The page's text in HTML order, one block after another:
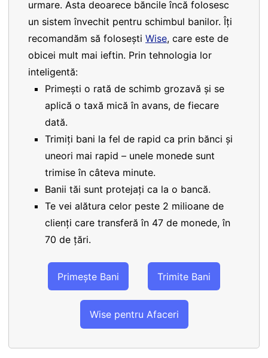
urmare. Asta deoarece băncile încă folosesc
un sistem învechit pentru schimbul banilor. Îți
recomandăm să folosești Wise, care este de
obicei mult mai ieftin. Prin tehnologia lor
inteligentă:
Primești o rată de schimb grozavă și se
aplică o taxă mică în avans, de fiecare
dată.
Trimiți bani la fel de rapid ca prin bănci și
uneori mai rapid – unele monede sunt
trimise în câteva minute.
Banii tăi sunt protejați ca la o bancă.
Te vei alătura celor peste 2 milioane de
clienți care transferă în 47 de monede, în
70 de țări.
Primește Bani Trimite Bani
Wise pentru Afaceri